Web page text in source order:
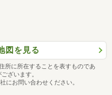
図を見る
所に所在することを表すものであ
ざいます。
にお問い合わせください。